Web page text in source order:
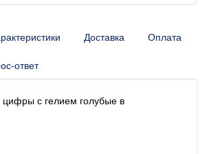
Доставка Оплата
ответ
с гелием голубые в